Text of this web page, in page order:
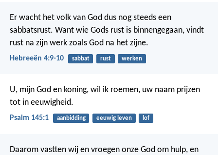
Er wacht het volk van God dus nog steeds een
sabbatsrust. Want wie Gods rust is binnengegaan, vindt
rust na zijn werk zoals God na het zijne.
Hebreeën 4:9-10 sabbat rust werken
U, mijn God en koning, wil ik roemen, uw naam prijzen
tot in eeuwigheid.
Psalm 145:1 aanbidding eeuwig leven lof
Daarom vastten wij en vroegen onze God om hulp, en